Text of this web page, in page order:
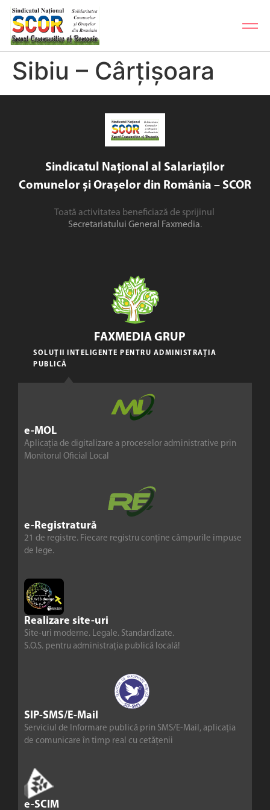
Sibiu – Cârțișoara
Sindicatul Național al Salariaților
Comunelor și Orașelor din România – SCOR
Toată activitatea beneficiază de sprijinul
Secretariatului General Faxmedia.
e-MOL
Aplicația de digitalizare a proceselor administrative prin
Monitorul Oficial Local
e-Registratură
21 de registre. Fiecare registru conține câmpurile impuse
de lege.
Realizare site-uri
Site-uri moderne. Legale. Standardizate.
S.O.S. pentru administrația publică locală!
SIP-SMS/E-Mail
Serviciul de Informare publică prin SMS/E-Mail, aplicația
de comunicare în timp real cu cetățenii
e-SCIM
FAXMEDIA GRUP
SOLUȚII INTELIGENTE PENTRU ADMINISTRAȚIA
PUBLICĂ